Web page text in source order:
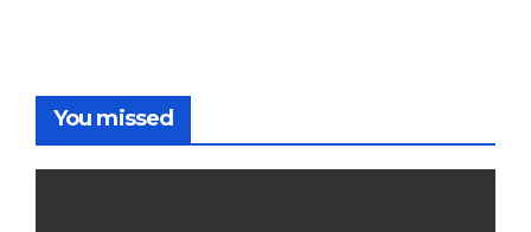
You missed